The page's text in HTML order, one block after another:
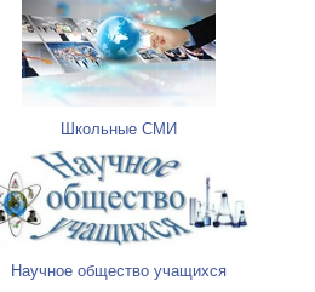
Школьные СМИ
Научное общество учащихся